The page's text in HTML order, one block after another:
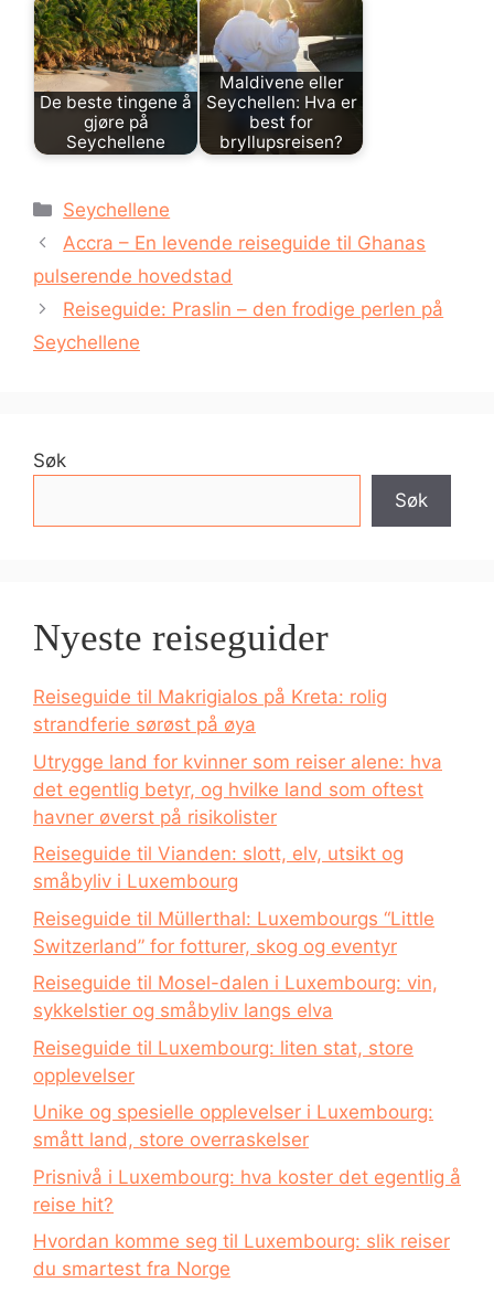
De beste tingene å
gjøre på
Seychellene
Maldivene eller
Seychellen: Hva er
best for
bryllupsreisen?
Kategorier
Seychellene
Accra – En levende reiseguide til Ghanas
pulserende hovedstad
Reiseguide: Praslin – den frodige perlen på
Seychellene
Søk
Søk
Nyeste reiseguider
Reiseguide til Makrigialos på Kreta: rolig
strandferie sørøst på øya
Utrygge land for kvinner som reiser alene: hva
det egentlig betyr, og hvilke land som oftest
havner øverst på risikolister
Reiseguide til Vianden: slott, elv, utsikt og
småbyliv i Luxembourg
Reiseguide til Müllerthal: Luxembourgs “Little
Switzerland” for fotturer, skog og eventyr
Reiseguide til Mosel-dalen i Luxembourg: vin,
sykkelstier og småbyliv langs elva
Reiseguide til Luxembourg: liten stat, store
opplevelser
Unike og spesielle opplevelser i Luxembourg:
smått land, store overraskelser
Prisnivå i Luxembourg: hva koster det egentlig å
reise hit?
Hvordan komme seg til Luxembourg: slik reiser
du smartest fra Norge